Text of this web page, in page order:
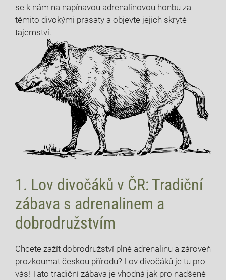
se k nám na napínavou adrenalinovou honbu za
těmito⁣ divokými prasaty⁤ a objevte ⁣jejich skryté
⁢tajemství.
1. Lov divočáků v ČR: Tradiční
zábava s adrenalinem a⁤
dobrodružstvím
Chcete ⁣zažít dobrodružství plné adrenalinu a zároveň
prozkoumat českou přírodu? ⁣Lov divočáků ‌je tu pro
vás! Tato tradiční zábava je vhodná jak pro nadšené